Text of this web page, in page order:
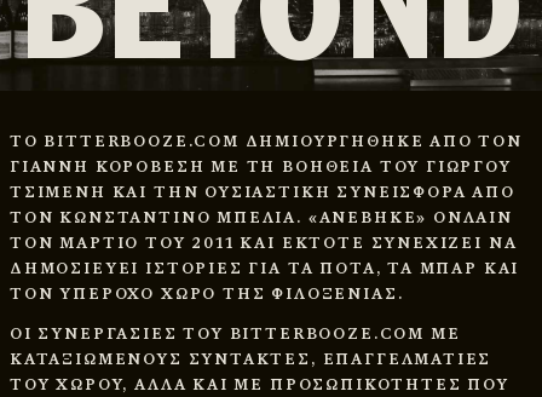
ΤΟ BITTERBOOZE.COM ΔΗΜΙΟΥΡΓΗΘΗΚΕ ΑΠΟ ΤΟΝ
ΓΙΑΝΝΗ ΚΟΡΟΒΕΣΗ ΜΕ ΤΗ ΒΟΗΘΕΙΑ ΤΟΥ ΓΙΩΡΓΟΥ
ΤΣΙΜΕΝΗ ΚΑΙ ΤΗΝ ΟΥΣΙΑΣΤΙΚΗ ΣΥΝΕΙΣΦΟΡΑ ΑΠΟ
ΤΟΝ ΚΩΝΣΤΑΝΤΙΝΟ ΜΠΕΛΙΑ. «ΑΝΕΒΗΚΕ» ΟΝΛΑΙΝ
ΤΟΝ ΜΑΡΤΙΟ ΤΟΥ 2011 ΚΑΙ ΕΚΤΟΤΕ ΣΥΝΕΧΙΖΕΙ ΝΑ
ΔΗΜΟΣΙΕΥΕΙ ΙΣΤΟΡΙΕΣ ΓΙΑ ΤΑ ΠΟΤΑ, ΤΑ ΜΠΑΡ ΚΑΙ
ΤΟΝ ΥΠΕΡΟΧΟ ΧΩΡΟ ΤΗΣ ΦΙΛΟΞΕΝΙΑΣ.
ΟΙ ΣΥΝΕΡΓΑΣΙΕΣ ΤΟΥ BITTERBOOZE.COM ΜΕ
ΚΑΤΑΞΙΩΜΕΝΟΥΣ ΣΥΝΤΑΚΤΕΣ, ΕΠΑΓΓΕΛΜΑΤΙΕΣ
ΤΟΥ ΧΩΡΟΥ, ΑΛΛΑ ΚΑΙ ΜΕ ΠΡΟΣΩΠΙΚΟΤΗΤΕΣ ΠΟΥ